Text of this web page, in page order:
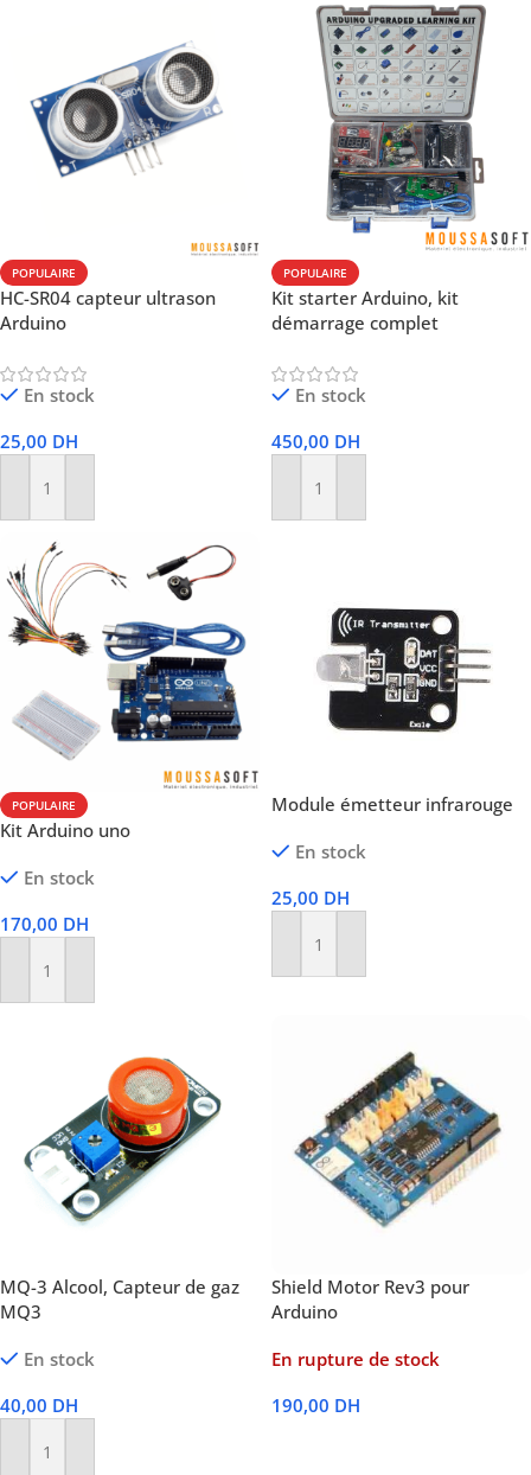
POPULAIRE
HC-SR04 capteur ultrason
Arduino
En stock
25,00 DH
Ajouter Au Panier
POPULAIRE
Kit starter Arduino, kit
démarrage complet
En stock
450,00 DH
Ajouter Au Panier
POPULAIRE
Kit Arduino uno
En stock
170,00 DH
Ajouter Au Panier
Module émetteur infrarouge
En stock
25,00 DH
Ajouter Au Panier
MQ-3 Alcool, Capteur de gaz
MQ3
En stock
40,00 DH
Ajouter Au Panier
Shield Motor Rev3 pour
Arduino
En rupture de stock
190,00 DH